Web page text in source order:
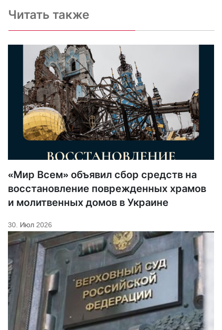
Читать также
«Мир Всем» объявил сбор средств на
восстановление поврежденных храмов
и молитвенных домов в Украине
30. Июл 2026